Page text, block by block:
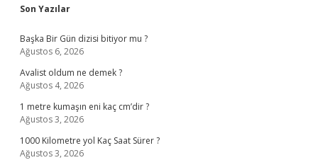
Sidebar
Son Yazılar
Başka Bir Gün dizisi bitiyor mu ?
Ağustos 6, 2026
Avalist oldum ne demek ?
Ağustos 4, 2026
1 metre kumaşın eni kaç cm’dir ?
Ağustos 3, 2026
1000 Kilometre yol Kaç Saat Sürer ?
Ağustos 3, 2026